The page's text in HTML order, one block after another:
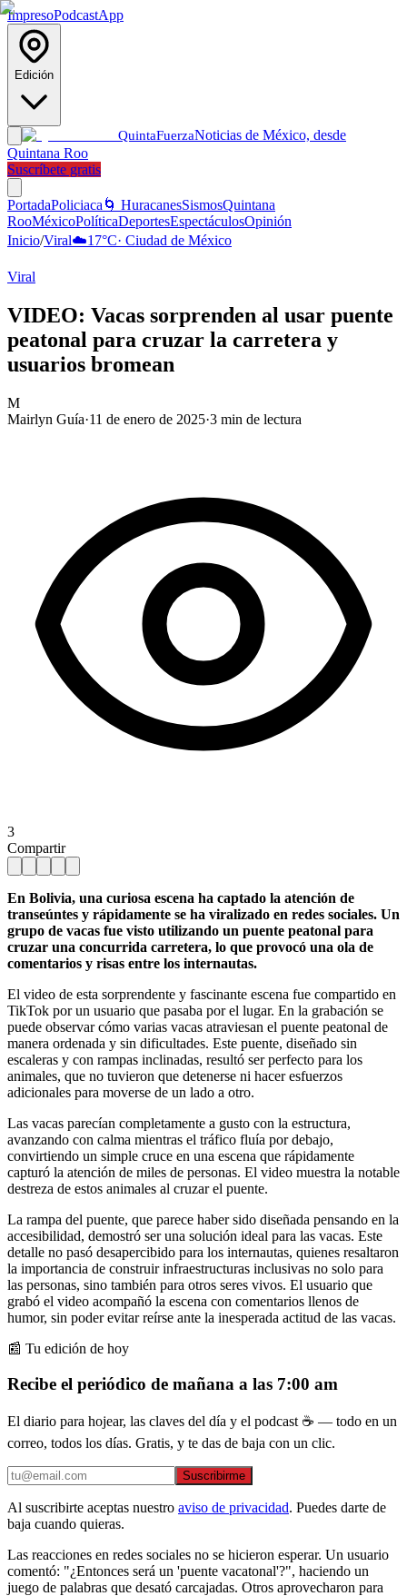
ImpresoPodcastApp
Edición
QuintaFuerzaNoticias de México, desde
Quintana Roo
Suscríbete gratis
PortadaPoliciaca 🌀 HuracanesSismosQuintana
RooMéxicoPolíticaDeportesEspectáculosOpinión
Inicio/Viral☁️17°C· Ciudad de México
Viral
VIDEO: Vacas sorprenden al usar puente
peatonal para cruzar la carretera y
usuarios bromean
M
Mairlyn Guía·11 de enero de 2025·3 min de lectura
3
Compartir
En Bolivia, una curiosa escena ha captado la atención de
transeúntes y rápidamente se ha viralizado en redes sociales. Un
grupo de vacas fue visto utilizando un puente peatonal para
cruzar una concurrida carretera, lo que provocó una ola de
comentarios y risas entre los internautas.
El video de esta sorprendente y fascinante escena fue compartido en
TikTok por un usuario que pasaba por el lugar. En la grabación se
puede observar cómo varias vacas atraviesan el puente peatonal de
manera ordenada y sin dificultades. Este puente, diseñado sin
escaleras y con rampas inclinadas, resultó ser perfecto para los
animales, que no tuvieron que detenerse ni hacer esfuerzos
adicionales para moverse de un lado a otro.
Las vacas parecían completamente a gusto con la estructura,
avanzando con calma mientras el tráfico fluía por debajo,
convirtiendo un simple cruce en una escena que rápidamente
capturó la atención de miles de personas. El video muestra la notable
destreza de estos animales al cruzar el puente.
La rampa del puente, que parece haber sido diseñada pensando en la
accesibilidad, demostró ser una solución ideal para las vacas. Este
detalle no pasó desapercibido para los internautas, quienes resaltaron
la importancia de construir infraestructuras inclusivas no solo para
las personas, sino también para otros seres vivos. El usuario que
grabó el video acompañó la escena con comentarios llenos de
humor, sin poder evitar reírse ante la inesperada actitud de las vacas.
📰 Tu edición de hoy
Recibe el periódico de mañana a las 7:00 am
El diario para hojear, las claves del día y el podcast ☕ — todo en un
correo, todos los días. Gratis, y te das de baja con un clic.
Suscribirme
Al suscribirte aceptas nuestro aviso de privacidad. Puedes darte de
baja cuando quieras.
Las reacciones en redes sociales no se hicieron esperar. Un usuario
comentó: "¿Entonces será un 'puente vacatonal'?", haciendo un
juego de palabras que desató carcajadas. Otros aprovecharon para